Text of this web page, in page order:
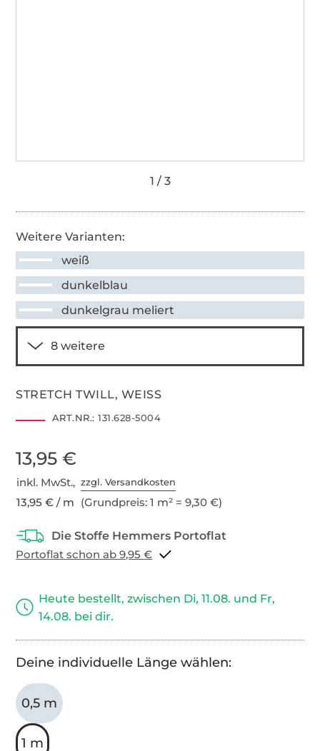
Weitere Varianten:
weiß
dunkelblau
dunkelgrau meliert
STRETCH TWILL, WEISS
ART.NR.: 131.628-5004
13,95 €
inkl. MwSt.,zzgl. Versandkosten
13,95 € / m (Grundpreis: 1 m² = 9,30 €)
Portoflat schon ab 9,95 €
Heute bestellt, zwischen Di, 11.08. und Fr,
14.08. bei dir.
Deine individuelle Länge wählen:
0,5 m
1 m